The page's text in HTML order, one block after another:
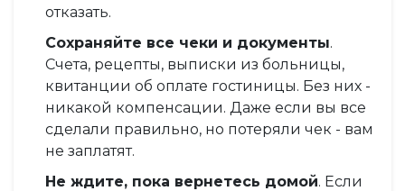
отказать.
Сохраняйте все чеки и документы.
Счета, рецепты, выписки из больницы,
квитанции об оплате гостиницы. Без них -
никакой компенсации. Даже если вы все
сделали правильно, но потеряли чек - вам
не заплатят.
Не ждите, пока вернетесь домой. Если